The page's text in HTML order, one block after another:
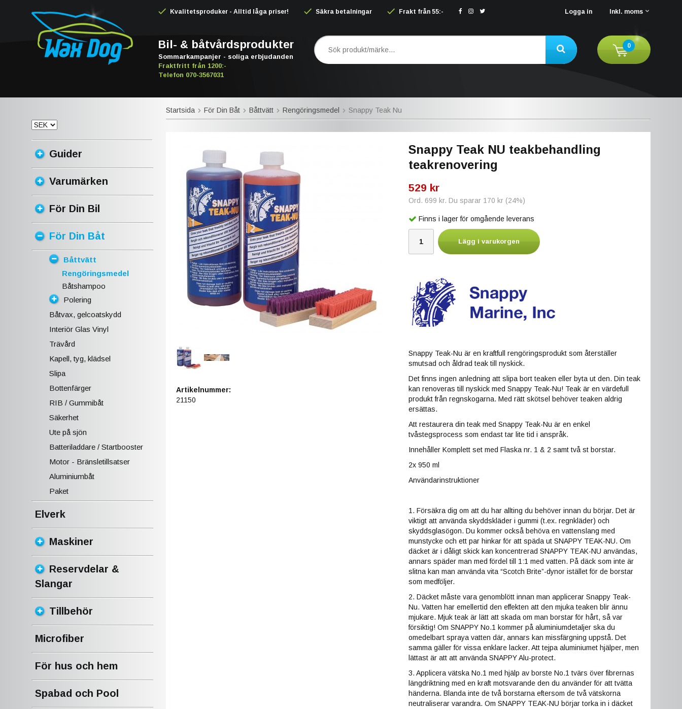
Kvalitetsproduker - Alltid låga priser! Säkra betalningar Frakt från 55:- Logga in Inkl. moms
Bil- & båtvårdsprodukter
Sommarkampanjer - soliga erbjudanden
Fraktfritt från 1200:-
Telefon 070-3567031
0
Guider
Varumärken
För Din Bil
För Din Båt
Båttvätt
Rengöringsmedel
Båtshampoo
Polering
Båtvax, gelcoatskydd
Interiör Glas Vinyl
Trävård
Kapell, tyg, klädsel
Slipa
Bottenfärger
RIB / Gummibåt
Säkerhet
Ute på sjön
Batteriladdare / Startbooster
Motor - Bränsletillsatser
Aluminiumbåt
Paket
Elverk
Maskiner
Reservdelar &
Slangar
Tillbehör
Microfiber
För hus och hem
Spabad och Pool
Startsida För Din Båt Båttvätt Rengöringsmedel Snappy Teak Nu
Snappy Teak NU teakbehandling
teakrenovering
529 kr
Ord. 699 kr. Du sparar 170 kr(24%)
Finns i lager för omgående leverans
Lägg i varukorgen
Snappy Teak-Nu är en kraftfull rengöringsprodukt som återställer
smutsad och åldrad teak till nyskick.
Det finns ingen anledning att slipa bort teaken eller byta ut den. Din teak
kan renoveras till nyskick med Snappy Teak-Nu! Teak är en värdefull
produkt från regnskogarna. Med rätt skötsel behöver teaken aldrig
ersättas.
Att restaurera din teak med Snappy Teak-Nu är en enkel
tvåstegsprocess som endast tar lite tid i anspråk.
Innehåller Komplett set med Flaska nr. 1 & 2 samt två st borstar.
2x 950 ml
Användarinstruktioner
1. Försäkra dig om att du har allting du behöver innan du börjar. Det är
viktigt att använda skyddskläder i gummi (t.ex. regnkläder) och
skyddsglasögon. Du kommer också behöva en vattenslang med
munstycke och ett par hinkar för att späda ut SNAPPY TEAK-NU. Om
däcket är i dåligt skick kan koncentrerad SNAPPY TEAK-NU användas,
annars späder man med fördel till 1:1 med vatten. På däck som inte är
slitna kan man använda vita “Scotch Brite”-dynor istället för de borstar
som medföljer.
2. Däcket måste vara genomblött innan man applicerar Snappy Teak-
Nu. Vatten har emellertid den effekten att den mjuka teaken blir ännu
mjukare. Mjuk teak är lätt att skada om man borstar för hårt, så var
försiktig! Om SNAPPY No.1 kommer på aluminiumdetaljer ska du
omedelbart spraya vatten där, annars kan missfärgning uppstå. Det
samma gäller för vissa enklare lacker. Att tejpa aluminiumet hjälper, men
lättast är att att använda SNAPPY Alu-protect.
3. Applicera vätska No.1 med hjälp av borste No.1 tvärs över fibrernas
längdriktning med en kraft motsvarande den du använder för att tvätta
händerna. Blanda inte de två borstarna eftersom de två vätskorna
neutraliserar varandra. Om SNAPPY TEAK-NU börjar torka in i däcket
Artikelnummer:
21150